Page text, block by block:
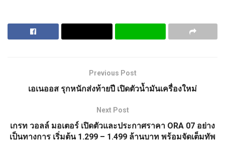
Previous Post
เอเนออส รุกหนักส่งท้ายปี เปิดตัวน้ำมันเครื่องใหม่
Next Post
เกรท วอลล์ มอเตอร์ เปิดตัวและประกาศราคา ORA 07 อย่าง
เป็นทางการ เริ่มต้น 1.299 – 1.499 ล้านบาท พร้อมจัดเต็มทัพ